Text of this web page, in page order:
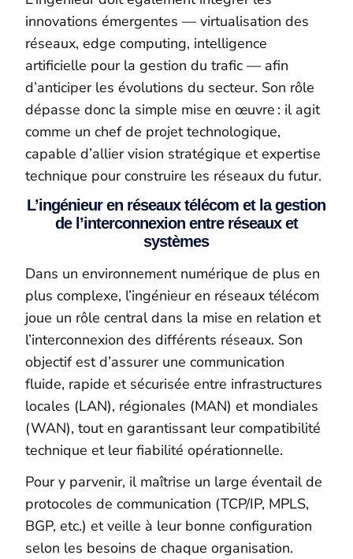
innovations émergentes — virtualisation des
réseaux, edge computing, intelligence
artificielle pour la gestion du trafic — afin
d’anticiper les évolutions du secteur. Son rôle
dépasse donc la simple mise en œuvre : il agit
comme un chef de projet technologique,
capable d’allier vision stratégique et expertise
technique pour construire les réseaux du futur.
L’ingénieur en réseaux télécom et la gestion
de l’interconnexion entre réseaux et
systèmes
Dans un environnement numérique de plus en
plus complexe, l’ingénieur en réseaux télécom
joue un rôle central dans la mise en relation et
l’interconnexion des différents réseaux. Son
objectif est d’assurer une communication
fluide, rapide et sécurisée entre infrastructures
locales (LAN), régionales (MAN) et mondiales
(WAN), tout en garantissant leur compatibilité
technique et leur fiabilité opérationnelle.
Pour y parvenir, il maîtrise un large éventail de
protocoles de communication (TCP/IP, MPLS,
BGP, etc.) et veille à leur bonne configuration
selon les besoins de chaque organisation.